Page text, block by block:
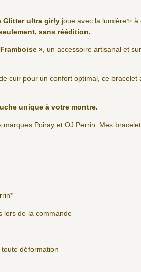
Glitter ultra girly joue avec la lumière✨
sans réédition.
», un accessoire artisanal et
cuir pour un confort optimal, ce
unique à votre montre.
Poiray et OJ Perrin. Mes
lors de la commande
déformation